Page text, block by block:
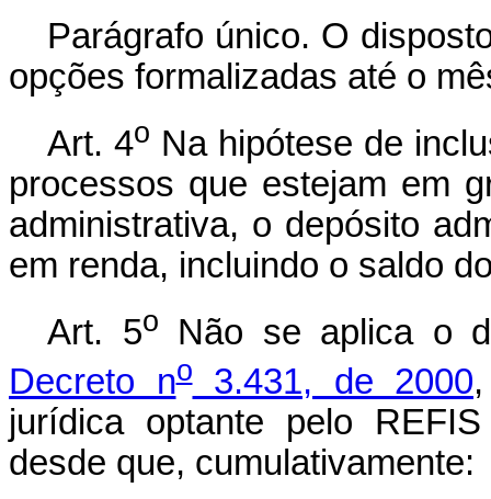
Parágrafo único. O
opções formalizadas até o
Art. 4o Na hipótese de
processos que estejam em
administrativa, o depósito
em renda, incluindo o saldo
Art. 5o
Não se aplica o
Decreto no3.431, de 2000
jurídica optante pelo
desde que, cumulativamente: